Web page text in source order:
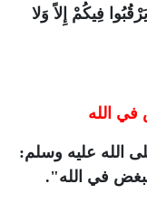
فِيكُمْ إِلاً وَلا
في الله
الله عليه وسلم:
في الله".